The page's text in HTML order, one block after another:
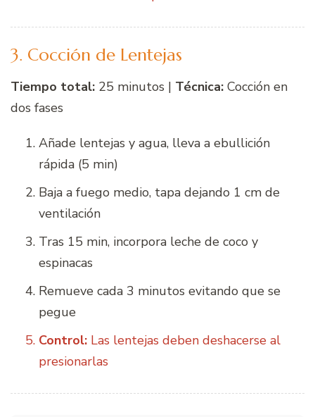
3. Cocción de Lentejas
Tiempo total: 25 minutos | Técnica: Cocción en
dos fases
Añade lentejas y agua, lleva a ebullición
rápida (5 min)
Baja a fuego medio, tapa dejando 1 cm de
ventilación
Tras 15 min, incorpora leche de coco y
espinacas
Remueve cada 3 minutos evitando que se
pegue
Control: Las lentejas deben deshacerse al
presionarlas